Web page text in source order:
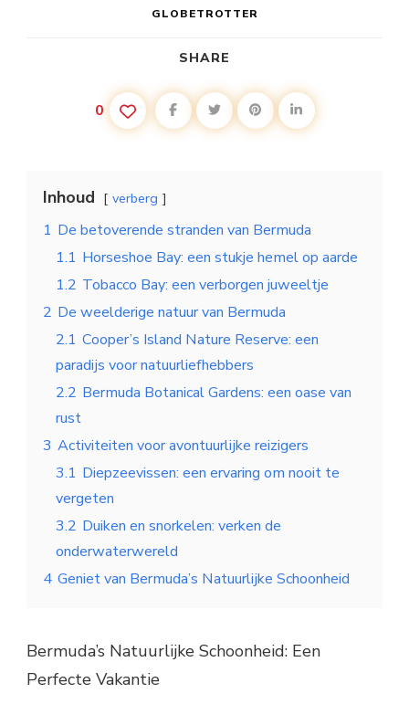
GLOBETROTTER
SHARE
0
Inhoud verberg
1 De betoverende stranden van Bermuda
1.1 Horseshoe Bay: een stukje hemel op aarde
1.2 Tobacco Bay: een verborgen juweeltje
2 De weelderige natuur van Bermuda
2.1 Cooper’s Island Nature Reserve: een
paradijs voor natuurliefhebbers
2.2 Bermuda Botanical Gardens: een oase van
rust
3 Activiteiten voor avontuurlijke reizigers
3.1 Diepzeevissen: een ervaring om nooit te
vergeten
3.2 Duiken en snorkelen: verken de
onderwaterwereld
4 Geniet van Bermuda’s Natuurlijke Schoonheid
Bermuda’s Natuurlijke Schoonheid: Een
Perfecte Vakantie